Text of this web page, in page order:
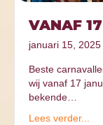
VANAF
januari 15, 2025
Beste
wij vanaf 17
bekende…
Lees verder...